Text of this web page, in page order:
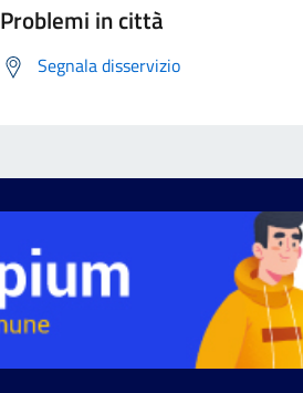
Problemi in città
Segnala disservizio